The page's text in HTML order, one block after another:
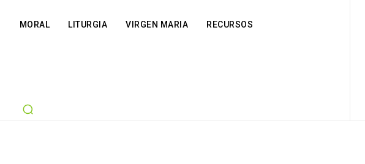
MORAL LITURGIA VIRGEN MARIA RECURSOS